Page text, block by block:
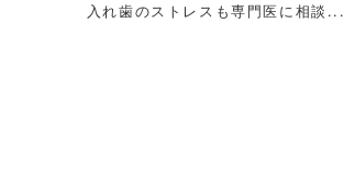
入れ歯のストレスも専門医に相談...